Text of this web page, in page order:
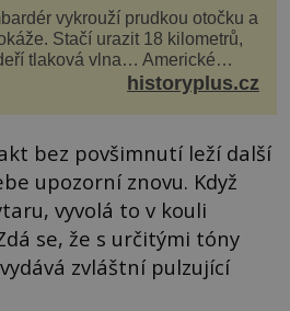
vykrouží prudkou otočku a
Stačí urazit 18 kilometrů,
tlaková vlna… Americké
jadernou bombu ...historyplus.cz
bez povšimnutí leží další
upozorní znovu. Když
vyvolá to v kouli
se, že s určitými tóny
zvláštní pulzující